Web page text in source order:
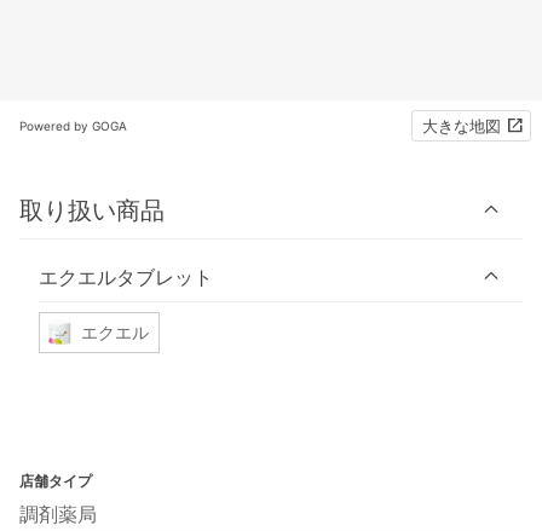
Powered by GOGA 大きな地図
取り扱い商品
エクエルタブレット
エクエル
店舗タイプ
調剤薬局